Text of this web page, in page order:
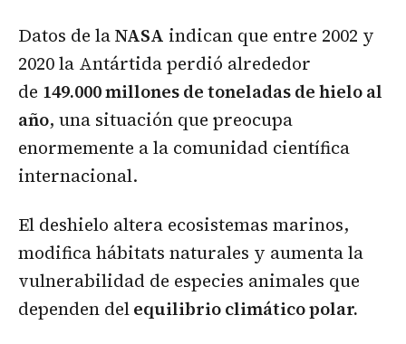
Datos de laNASA indican que entre 2002 y
2020 la Antártida perdió alrededor
de 149.000 millones de toneladas de hielo al
año, una situación que preocupa
enormemente a la comunidad científica
internacional.
El deshielo altera ecosistemas marinos,
modifica hábitats naturales y aumenta la
vulnerabilidad de especies animales que
dependen delequilibrio climático polar.